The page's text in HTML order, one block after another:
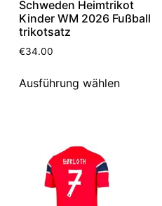
Schweden Heimtrikot
Kinder WM 2026 Fußball
trikotsatz
€34.00
Ausführung wählen